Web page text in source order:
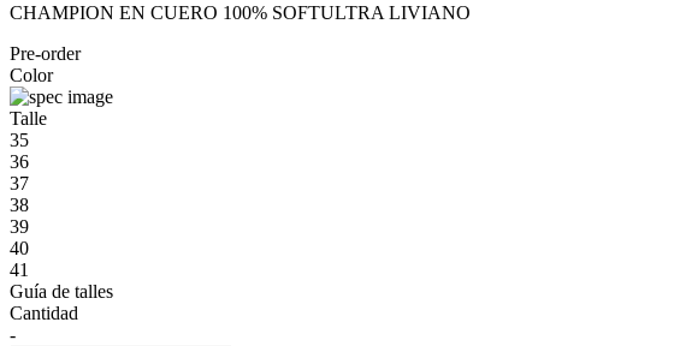
CHAMPION EN CUERO 100% SOFTULTRA LIVIANO
Pre-order
Color
Talle
35
36
37
38
39
40
41
Guía de talles
Cantidad
-